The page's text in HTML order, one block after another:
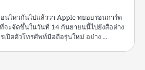
นไหวกันไปแล้วว่า Apple ทยอยร่อนการ์ด
จะจัดขึ้นในวันที่ 14 กันยายนนี้ไปยังสื่อต่าง
เปิดตัวโทรศัพท์มือถือรุ่นใหม่ อย่าง …